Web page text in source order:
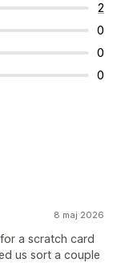
2
0
0
0
8 maj 2026
a scratch card
us sort a couple